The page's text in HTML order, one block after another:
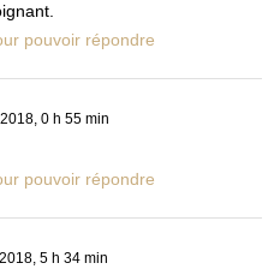
pouvoir répondre
0 h 55 min
pouvoir répondre
5 h 34 min